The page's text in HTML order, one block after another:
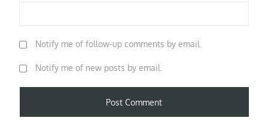
Notify me of follow-up comments by email.
Notify me of new posts by email.